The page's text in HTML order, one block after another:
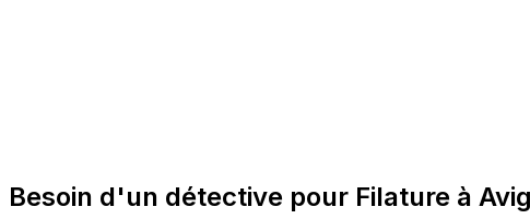
Besoin d'un détective pour Filature à